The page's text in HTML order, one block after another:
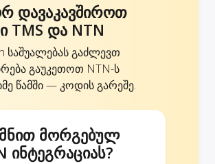
დავაკავშიროთ
TMS და NTN
საშუალებას გაძლევთ
გაუკეთოთ NTN-ს
წამში — კოდის გარეშე.
მორგებულ
ინტეგრაციას?